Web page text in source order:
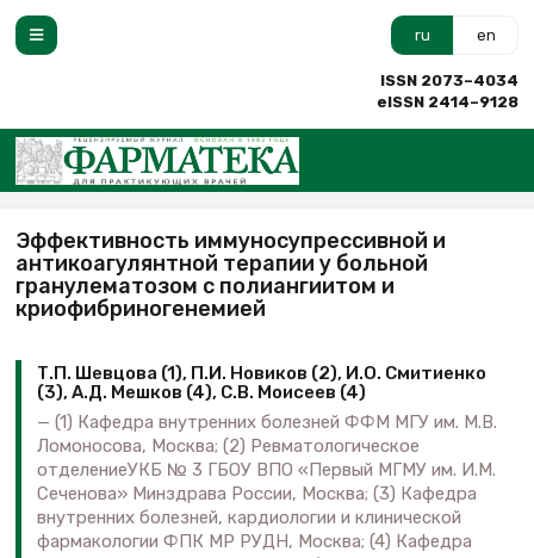
ru en
ISSN 2073–4034
eISSN 2414–9128
Эффективность иммуносупрессивной и
антикоагулянтной терапии у больной
гранулематозом с полиангиитом и
криофибриногенемией
Т.П. Шевцова (1), П.И. Новиков (2), И.О. Смитиенко
(3), А.Д. Мешков (4), С.В. Моисеев (4)
(1) Кафедра внутренних болезней ФФМ МГУ им. М.В.
Ломоносова, Москва; (2) Ревматологическое
отделениеУКБ № 3 ГБОУ ВПО «Первый МГМУ им. И.М.
Сеченова» Минздрава России, Москва; (3) Кафедра
внутренних болезней, кардиологии и клинической
фармакологии ФПК МР РУДН, Москва; (4) Кафедра